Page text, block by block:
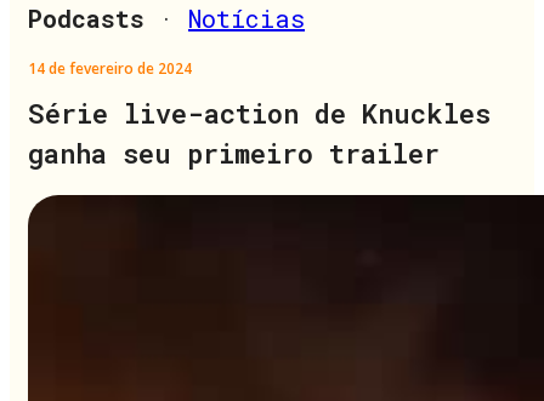
Podcasts · Notícias
14 de fevereiro de 2024
Série live-action de Knuckles
ganha seu primeiro trailer